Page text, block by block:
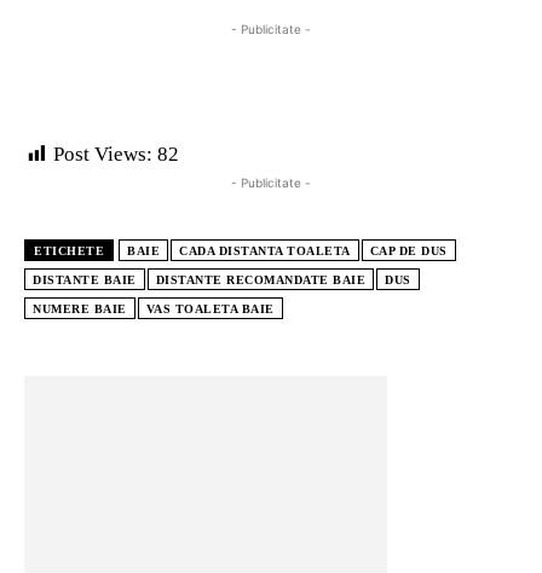
- Publicitate -
Post Views: 82
- Publicitate -
ETICHETE BAIE CADA DISTANTA TOALETA CAP DE DUS
DISTANTE BAIE DISTANTE RECOMANDATE BAIE DUS
NUMERE BAIE VAS TOALETA BAIE